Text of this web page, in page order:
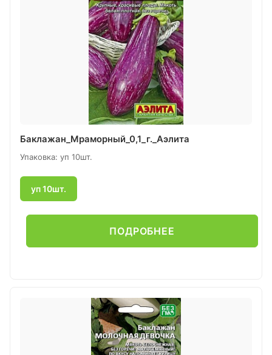
Баклажан_Мраморный_0,1_г._Аэлита
Упаковка: уп 10шт.
уп 10шт.
ПОДРОБНЕЕ